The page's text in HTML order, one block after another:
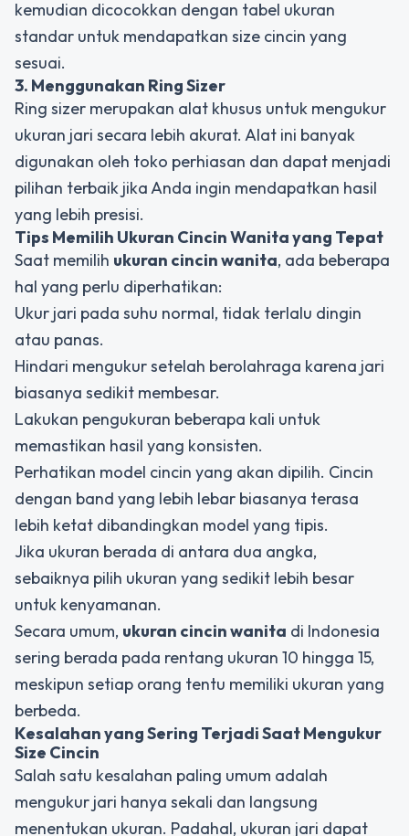
kemudian dicocokkan dengan tabel ukuran
standar untuk mendapatkan size cincin yang
sesuai.
3. Menggunakan Ring Sizer
Ring sizer merupakan alat khusus untuk mengukur
ukuran jari secara lebih akurat. Alat ini banyak
digunakan oleh toko perhiasan dan dapat menjadi
pilihan terbaik jika Anda ingin mendapatkan hasil
yang lebih presisi.
Tips Memilih Ukuran Cincin Wanita yang Tepat
Saat memilih ukuran cincin wanita, ada beberapa
hal yang perlu diperhatikan:
Ukur jari pada suhu normal, tidak terlalu dingin
atau panas.
Hindari mengukur setelah berolahraga karena jari
biasanya sedikit membesar.
Lakukan pengukuran beberapa kali untuk
memastikan hasil yang konsisten.
Perhatikan model cincin yang akan dipilih. Cincin
dengan band yang lebih lebar biasanya terasa
lebih ketat dibandingkan model yang tipis.
Jika ukuran berada di antara dua angka,
sebaiknya pilih ukuran yang sedikit lebih besar
untuk kenyamanan.
Secara umum, ukuran cincin wanita di Indonesia
sering berada pada rentang ukuran 10 hingga 15,
meskipun setiap orang tentu memiliki ukuran yang
berbeda.
Kesalahan yang Sering Terjadi Saat Mengukur
Size Cincin
Salah satu kesalahan paling umum adalah
mengukur jari hanya sekali dan langsung
menentukan ukuran. Padahal, ukuran jari dapat